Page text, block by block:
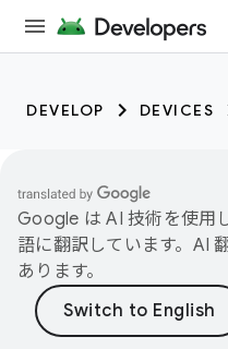
DEVELOP DEVICES
Google は AI 技術を使用
語に翻訳しています。AI
あります。